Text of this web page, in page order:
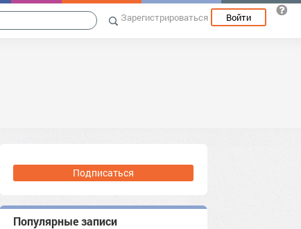
Зарегистрироваться Войти
Подписаться
Популярные записи